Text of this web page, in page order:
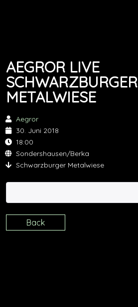
AEGROR LIVE
SCHWARZBURGER
METALWIESE
Aegror
30. Juni 2018
18:00
Sondershausen/Berka
Schwarzburger Metalwiese
Back